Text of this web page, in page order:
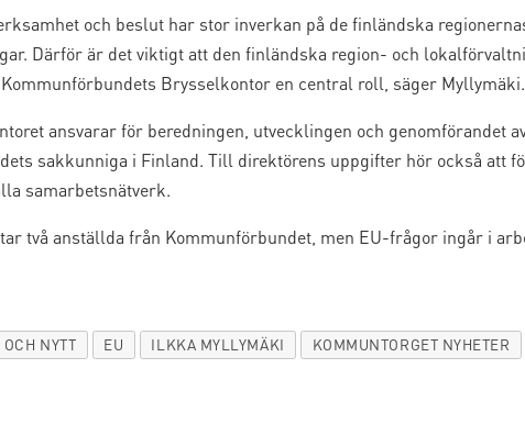
och beslut har stor inverkan på de finländska
Därför är det viktigt att den finländska region- och
Brysselkontor en central roll, säger Myllymäki.
ansvarar för beredningen, utvecklingen och genomförandet
sakkunniga i Finland. Till direktörens uppgifter hör också att
samarbetsnätverk.
två anställda från Kommunförbundet, men EU-frågor ingår i
NYTT EU ILKKA MYLLYMÄKI KOMMUNTORGET NYHETER